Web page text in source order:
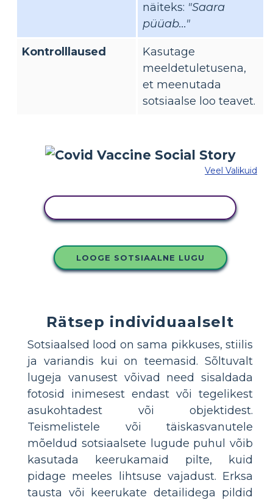
näiteks: "Saara
püüab..."
Kontrolllaused
Kasutage
meeldetuletusena,
et meenutada
sotsiaalse loo teavet.
Veel Valikuid
LOOGE SOTSIAALNE LUGU
Rätsep individuaalselt
Sotsiaalsed lood on sama pikkuses, stiilis
ja variandis kui on teemasid. Sõltuvalt
lugeja vanusest võivad need sisaldada
fotosid inimesest endast või tegelikest
asukohtadest või objektidest.
Teismelistele või täiskasvanutele
mõeldud sotsiaalsete lugude puhul võib
kasutada keerukamaid pilte, kuid
pidage meeles lihtsuse vajadust. Erksa
tausta või keerukate detailidega pildid